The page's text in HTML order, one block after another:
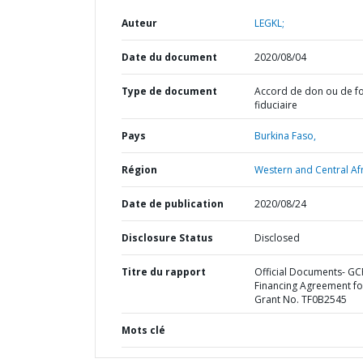
Auteur LEGKL;
Date du document 2020/08/04
Type de document
Accord de don ou de
fiduciaire
Pays Burkina Faso,
Région Western and Central
Date de publication 2020/08/24
Disclosure Status Disclosed
Titre du rapport
Official Documents-
Financing Agreement
Grant No. TF0B2545
Mots clé